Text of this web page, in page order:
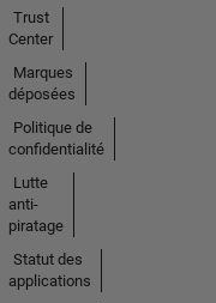
Trust
Center
Marques
déposées
Politique de
confidentialité
Lutte
anti-
piratage
Statut des
applications